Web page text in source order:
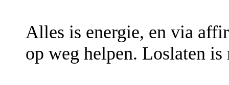
Alles is energie, en via
op weg helpen. Loslaten is